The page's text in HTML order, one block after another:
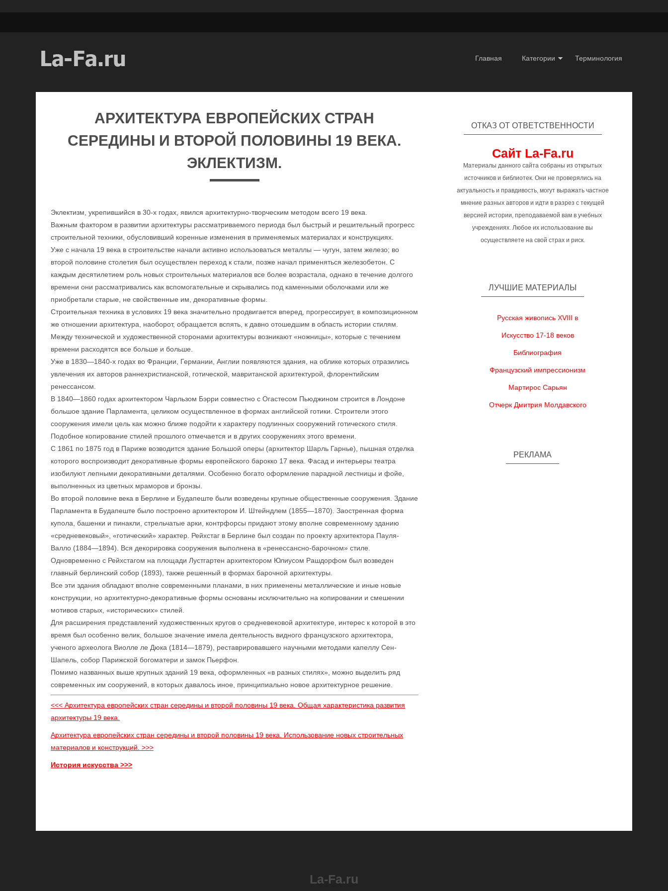
Главная Категории Терминология
АРХИТЕКТУРА ЕВРОПЕЙСКИХ СТРАН
СЕРЕДИНЫ И ВТОРОЙ ПОЛОВИНЫ 19 ВЕКА.
ЭКЛЕКТИЗМ.
Эклектизм, укрепившийся в 30-х годах, явился архитектурно-творческим методом всего 19 века.
Важным фактором в развитии архитектуры рассматриваемого периода был быстрый и решительный прогресс
строительной техники, обусловивший коренные изменения в применяемых материалах и конструкциях.
Уже с начала 19 века в строительстве начали активно использоваться металлы — чугун, затем железо; во
второй половине столетия был осуществлен переход к стали, позже начал применяться железобетон. С
каждым десятилетием роль новых строительных материалов все более возрастала, однако в течение долгого
времени они рассматривались как вспомогательные и скрывались под каменными оболочками или же
приобретали старые, не свойственные им, декоративные формы.
Строительная техника в условиях 19 века значительно продвигается вперед, прогрессирует, в композиционном
же отношении архитектура, наоборот, обращается вспять, к давно отошедшим в область истории стилям.
Между технической и художественной сторонами архитектуры возникают «ножницы», которые с течением
времени расходятся все больше и больше.
Уже в 1830—1840-х годах во Франции, Германии, Англии появляются здания, на облике которых отразились
увлечения их авторов раннехристианской, готической, мавританской архитектурой, флорентийским
ренессансом.
В 1840—1860 годах архитектором Чарльзом Бэрри совместно с Огастесом Пьюджином строится в Лондоне
большое здание Парламента, целиком осуществленное в формах английской готики. Строители этого
сооружения имели цель как можно ближе подойти к характеру подлинных сооружений готического стиля.
Подобное копирование стилей прошлого отмечается и в других сооружениях этого времени.
С 1861 по 1875 год в Париже возводится здание Большой оперы (архитектор Шарль Гарнье), пышная отделка
которого воспроизводит декоративные формы европейского барокко 17 века. Фасад и интерьеры театра
изобилуют лепными декоративными деталями. Особенно богато оформление парадной лестницы и фойе,
выполненных из цветных мраморов и бронзы.
Во второй половине века в Берлине и Будапеште были возведены крупные общественные сооружения. Здание
Парламента в Будапеште было построено архитектором И. Штейндлем (1855—1870). Заостренная форма
купола, башенки и пинакли, стрельчатые арки, контрфорсы придают этому вполне современному зданию
«средневековый», «готический» характер. Рейхстаг в Берлине был создан по проекту архитектора Пауля-
Валло (1884—1894). Вся декорировка сооружения выполнена в «ренессансно-барочном» стиле.
Одновременно с Рейхстагом на площади Лустгартен архитектором Юлиусом Рашдорфом был возведен
главный берлинский собор (1893), также решенный в формах барочной архитектуры.
Все эти здания обладают вполне современными планами, в них применены металлические и иные новые
конструкции, но архитектурно-декоративные формы основаны исключительно на копировании и смешении
мотивов старых, «исторических» стилей.
Для расширения представлений художественных кругов о средневековой архитектуре, интерес к которой в это
время был особенно велик, большое значение имела деятельность видного французского архитектора,
ученого археолога Виолле ле Дюка (1814—1879), реставрировавшего научными методами капеллу Сен-
Шапель, собор Парижской богоматери и замок Пьерфон.
Помимо названных выше крупных зданий 19 века, оформленных «в разных стилях», можно выделить ряд
современных им сооружений, в которых давалось иное, принципиально новое архитектурное решение.
<<< Архитектура европейских стран середины и второй половины 19 века. Общая характеристика развития
архитектуры 19 века.
Архитектура европейских стран середины и второй половины 19 века. Использование новых строительных
материалов и конструкций. >>>
История искусства >>>
ОТКАЗ ОТ ОТВЕТСТВЕННОСТИ
Сайт La-Fa.ru
Материалы данного сайта собраны из открытых
источников и библиотек. Они не проверялись на
актуальность и правдивость, могут выражать частное
мнение разных авторов и идти в разрез с текущей
версией истории, преподаваемой вам в учебных
учреждениях. Любое их использование вы
осуществляете на свой страх и риск.
ЛУЧШИЕ МАТЕРИАЛЫ
Русская живопись XVIII в
Искусство 17-18 веков
Библиография
Французский импрессионизм
Мартирос Сарьян
Отчерк Дмитрия Молдавского
РЕКЛАМА
La-Fa.ru